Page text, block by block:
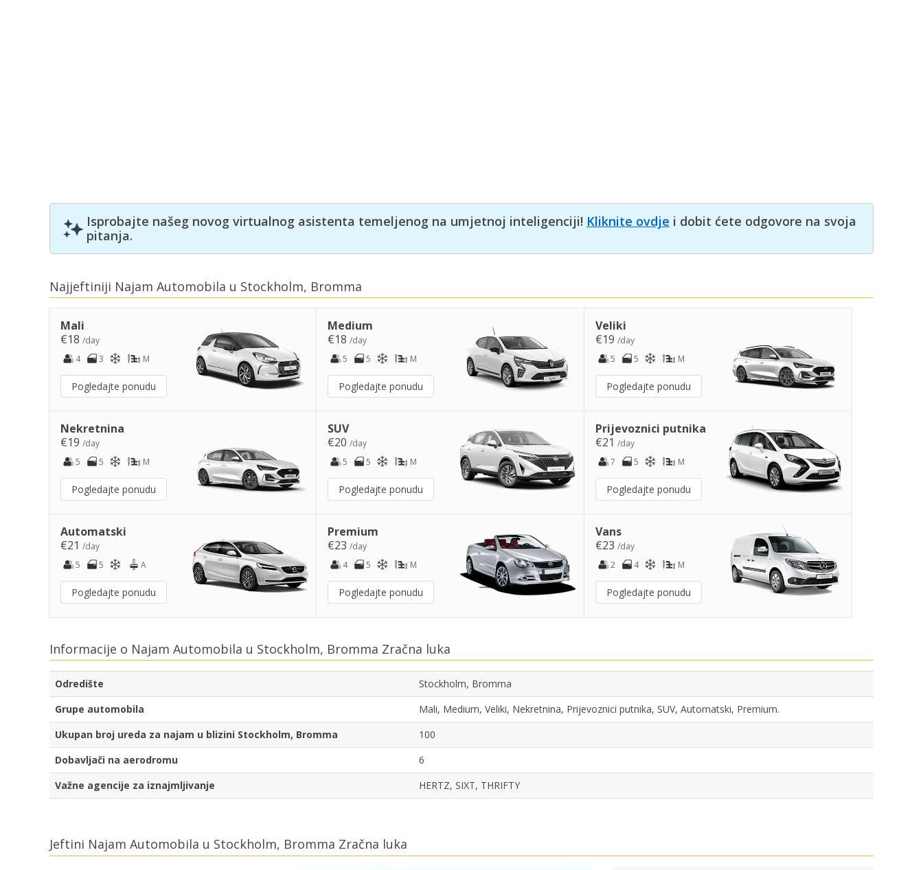
Isprobajte našeg novog virtualnog asistenta temeljenog na umjetnoj inteligenciji! Kliknite ovdje i dobit ćete odgovore na svoja
pitanja.
Najjeftiniji Najam Automobila u Stockholm, Bromma
Mali
€18 /day
4
3 M
Pogledajte ponudu
Medium
€18/day
5
5 M
Pogledajte ponudu
Veliki
€19 /day
5
5 M
Pogledajte ponudu
Nekretnina
€19 /day
5
5 M
Pogledajte ponudu
SUV
€20/day
5
5 M
Pogledajte ponudu
Prijevoznici putnika
€21 /day
7
5 M
Pogledajte ponudu
Automatski
€21 /day
5
5 A
Pogledajte ponudu
Premium
€23/day
4
5 M
Pogledajte ponudu
Vans
€23 /day
2
4 M
Pogledajte ponudu
Informacije o Najam Automobila u Stockholm, Bromma Zračna luka
Odredište
Stockholm, Bromma
Grupe automobila
Mali, Medium, Veliki, Nekretnina, Prijevoznici putnika, SUV, Automatski, Premium.
Ukupan broj ureda za najam u blizini Stockholm, Bromma
100
Dobavljači na aerodromu
6
Važne agencije za iznajmljivanje
HERTZ, SIXT, THRIFTY
Jeftini Najam Automobila u Stockholm, Bromma Zračna luka